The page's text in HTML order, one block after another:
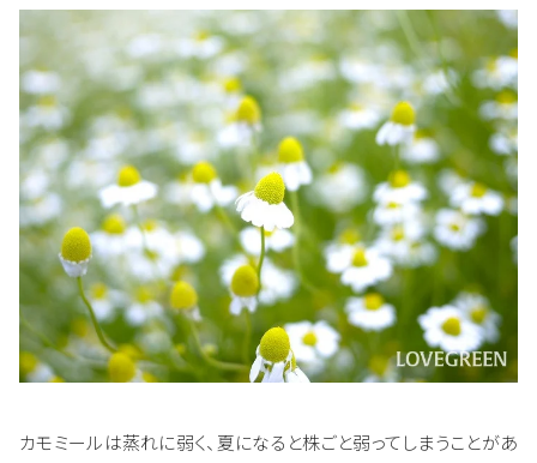
カモミールは蒸れに弱く、夏になると株ごと弱ってしまうことがあ